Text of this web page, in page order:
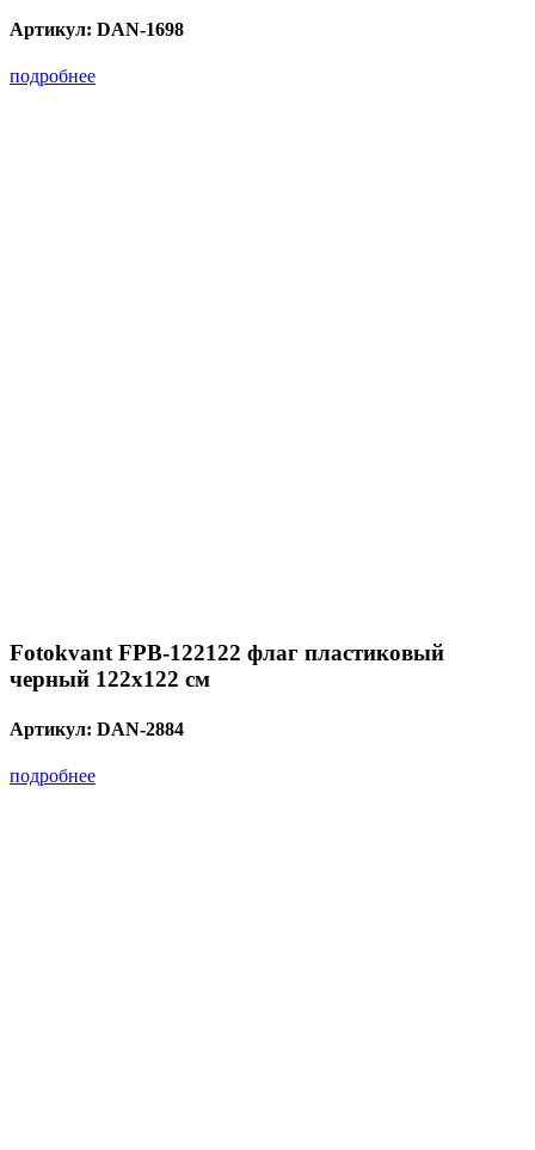
Артикул: DAN-1698
подробнее
Fotokvant FPB-122122 флаг пластиковый
черный 122х122 см
Артикул: DAN-2884
подробнее